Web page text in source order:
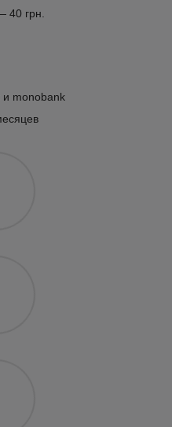
40 грн.
и monobank